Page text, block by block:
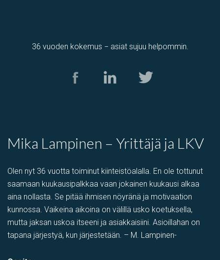
36 vuoden kokemus − asiat sujuu helpommin.
Mika Lampinen – Yrittäjä ja LKV
Olen nyt 36 vuotta toiminut kiinteistöalalla. En ole tottunut
saamaan kuukausipalkkaa vaan jokainen kuukausi alkaa
aina nollasta. Se pitää ihmisen nöyränä ja motivaation
kunnossa. Vaikeina aikoina on välillä usko koetuksella,
mutta jaksan uskoa itseeni ja asiakkaisiini. Asioillahan on
tapana järjestyä, kun järjestetään. – M. Lampinen-